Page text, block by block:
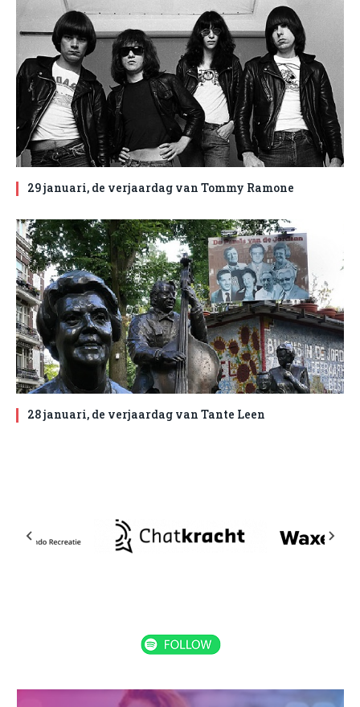
29 januari, de verjaardag van Tommy Ramone
28 januari, de verjaardag van Tante Leen